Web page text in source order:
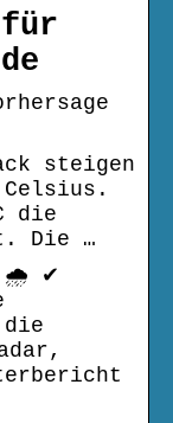
für
steigen
die
Die …
🌧️ ✔
die